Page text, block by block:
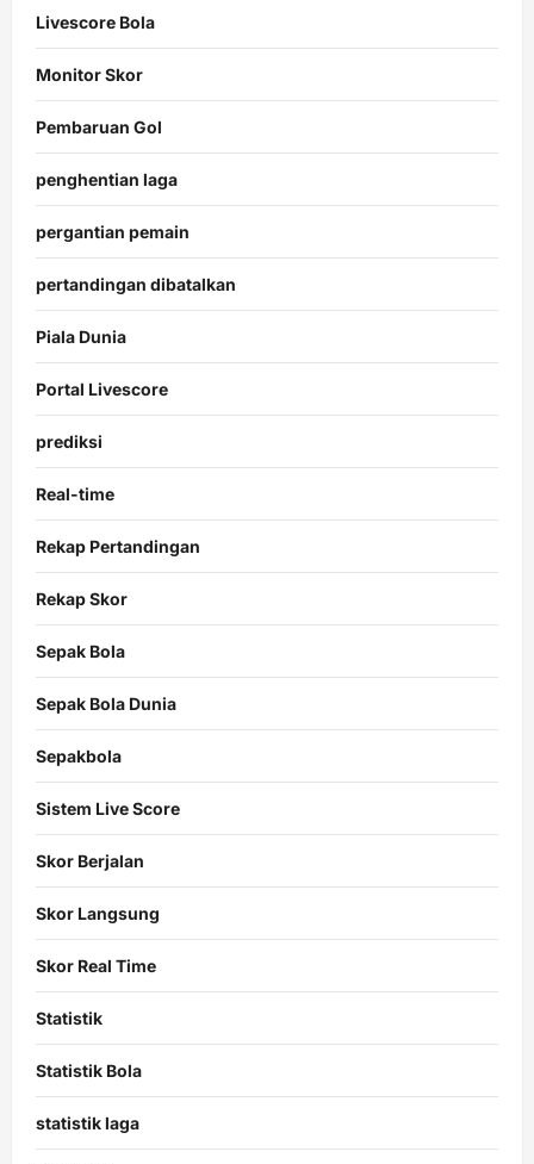
Livescore Bola
Monitor Skor
Pembaruan Gol
penghentian laga
pergantian pemain
pertandingan dibatalkan
Piala Dunia
Portal Livescore
prediksi
Real-time
Rekap Pertandingan
Rekap Skor
Sepak Bola
Sepak Bola Dunia
Sepakbola
Sistem Live Score
Skor Berjalan
Skor Langsung
Skor Real Time
Statistik
Statistik Bola
statistik laga